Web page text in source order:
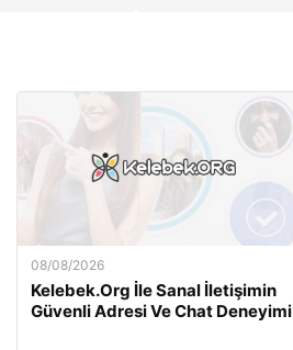
08/08/2026
Kelebek.Org İle Sanal İletişimin
Güvenli Adresi Ve Chat Deneyimi